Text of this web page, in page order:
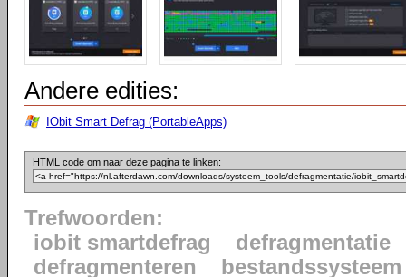
Andere edities:
IObit Smart Defrag (PortableApps)
HTML code om naar deze pagina te linken:
Trefwoorden:
iobit smartdefrag
defragmentatie
defragmenteren
bestandssysteem